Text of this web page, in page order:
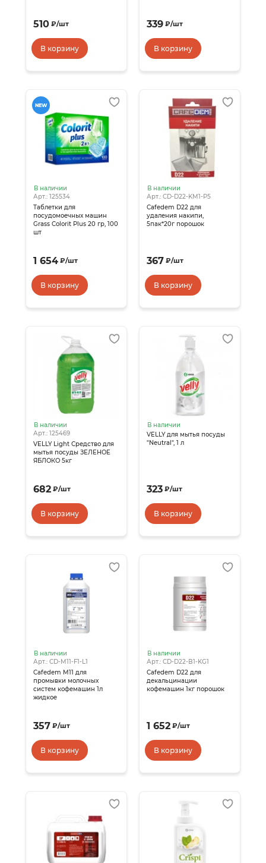
510 ₽/шт
В корзину
339 ₽/шт
В корзину
NEW
В наличии
Арт.: 125534
Таблетки для
посудомоечных машин
Grass Colorit Plus 20 гр, 100
шт
1 654 ₽/шт
В корзину
В наличии
Арт.: CD-D22-KM1-P5
Cafedem D22 для
удаления накипи,
5пак*20г порошок
367 ₽/шт
В корзину
В наличии
Арт.: 125469
VELLY Light Средство для
мытья посуды ЗЕЛЕНОЕ
ЯБЛОКО 5кг
682 ₽/шт
В корзину
В наличии
VELLY для мытья посуды
"Neutral", 1 л
323 ₽/шт
В корзину
В наличии
Арт.: CD-M11-F1-L1
Cafedem M11 для
промывки молочных
систем кофемашин 1л
жидкое
357 ₽/шт
В корзину
В наличии
Арт.: CD-D22-B1-KG1
Cafedem D22 для
декальцинации
кофемашин 1кг порошок
1 652 ₽/шт
В корзину